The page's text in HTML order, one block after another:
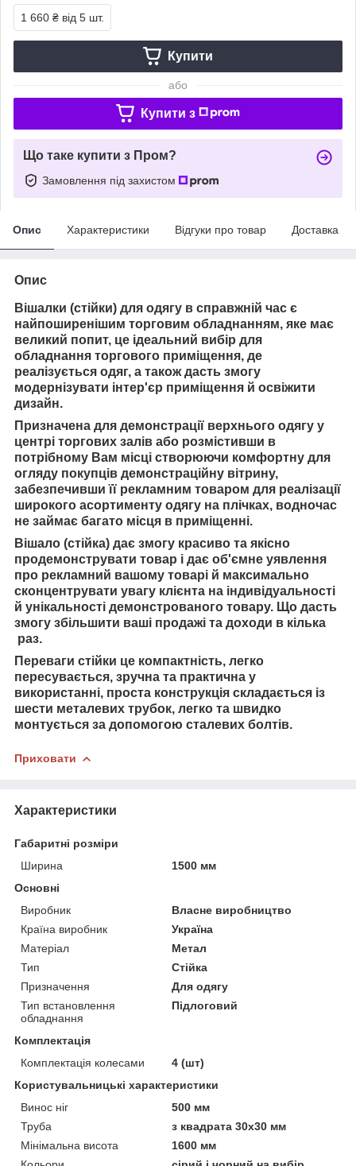
1 660 ₴ від 5 шт.
Купити
або
Купити з
Що таке купити з Пром?
Замовлення під захистом
Опис Характеристики Відгуки про товар Доставка
Опис
Вішалки (стійки) для одягу в справжній час є
найпоширенішим торговим обладнанням, яке має
великий попит, це ідеальний вибір для
обладнання торгового приміщення, де
реалізується одяг, а також дасть змогу
модернізувати інтер'єр приміщення й освіжити
дизайн.
Призначена для демонстрації верхнього одягу у
центрі торгових залів або розмістивши в
потрібному Вам місці створюючи комфортну для
огляду покупців демонстраційну вітрину,
забезпечивши її рекламним товаром для реалізації
широкого асортименту одягу на плічках, водночас
не займає багато місця в приміщенні.
Вішало (стійка) дає змогу красиво та якісно
продемонструвати товар і дає об'ємне уявлення
про рекламний вашому товарі й максимально
сконцентрувати увагу клієнта на індивідуальності
й унікальності демонстрованого товару. Що дасть
змогу збільшити ваші продажі та доходи в кілька
раз.
Переваги стійки це компактність, легко
пересувається, зручна та практична у
використанні, проста конструкція складається із
шести металевих трубок, легко та швидко
монтується за допомогою сталевих болтів.
Приховати
Характеристики
Габаритні розміри
Ширина
1500 мм
Основні
Виробник
Власне виробництво
Країна виробник
Україна
Матеріал
Метал
Тип
Стійка
Призначення
Для одягу
Тип встановлення
обладнання
Підлоговий
Комплектація
Комплектація колесами
4 (шт)
Користувальницькі характеристики
Винос ніг
500 мм
Труба
з квадрата 30х30 мм
Мінімальна висота
1600 мм